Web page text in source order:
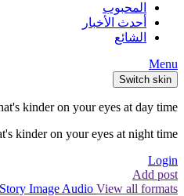
المحبوب
أحدث الأخبار
الشائع
Menu
Switch skin
kinder on your eyes at day time.
kinder on your eyes at night time.
Login
Add post
Story Image Audio View all formats